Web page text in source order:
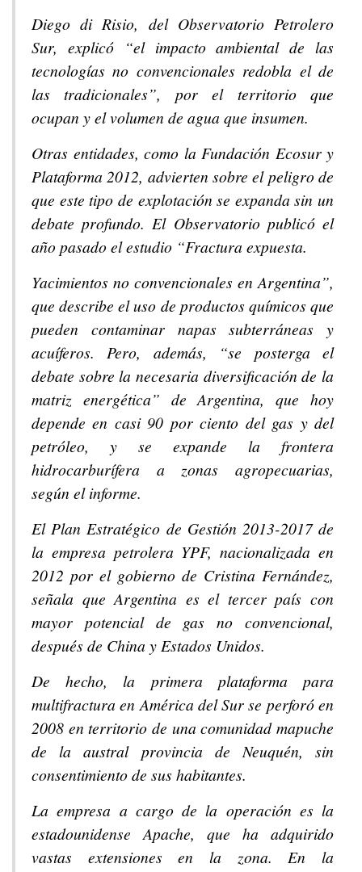
Diego di Risio, del Observatorio Petrolero
Sur, explicó “el impacto ambiental de las
tecnologías no convencionales redobla el de
las tradicionales”, por el territorio que
ocupan y el volumen de agua que insumen.
Otras entidades, como la Fundación Ecosur y
Plataforma 2012, advierten sobre el peligro de
que este tipo de explotación se expanda sin un
debate profundo. El Observatorio publicó el
año pasado el estudio “Fractura expuesta.
Yacimientos no convencionales en Argentina”,
que describe el uso de productos químicos que
pueden contaminar napas subterráneas y
acuíferos. Pero, además, “se posterga el
debate sobre la necesaria diversificación de la
matriz energética” de Argentina, que hoy
depende en casi 90 por ciento del gas y del
petróleo, y se expande la frontera
hidrocarburífera a zonas agropecuarias,
según el informe.
El Plan Estratégico de Gestión 2013-2017 de
la empresa petrolera YPF, nacionalizada en
2012 por el gobierno de Cristina Fernández,
señala que Argentina es el tercer país con
mayor potencial de gas no convencional,
después de China y Estados Unidos.
De hecho, la primera plataforma para
multifractura en América del Sur se perforó en
2008 en territorio de una comunidad mapuche
de la austral provincia de Neuquén, sin
consentimiento de sus habitantes.
La empresa a cargo de la operación es la
estadounidense Apache, que ha adquirido
vastas extensiones en la zona. En la